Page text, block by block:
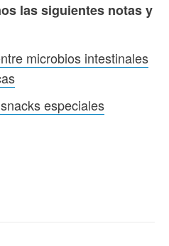
las siguientes notas y
microbios intestinales
especiales